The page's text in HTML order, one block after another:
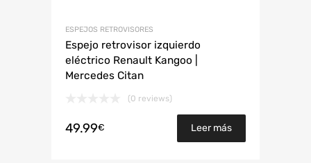
ESPEJOS RETROVISORES
Espejo retrovisor izquierdo
eléctrico Renault Kangoo |
Mercedes Citan
(0 reviews)
49.99€ Leer más